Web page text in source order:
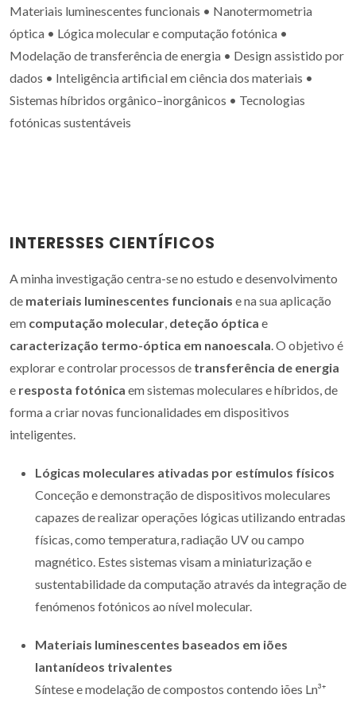
Materiais luminescentes funcionais • Nanotermometria
óptica • Lógica molecular e computação fotónica •
Modelação de transferência de energia • Design assistido por
dados • Inteligência artificial em ciência dos materiais •
Sistemas híbridos orgânico–inorgânicos • Tecnologias
fotónicas sustentáveis
INTERESSES CIENTÍFICOS
A minha investigação centra-se no estudo e desenvolvimento
de materiais luminescentes funcionais e na sua aplicação
em computação molecular, deteção óptica e
caracterização termo-óptica em nanoescala. O objetivo é
explorar e controlar processos de transferência de energia
e resposta fotónica em sistemas moleculares e híbridos, de
forma a criar novas funcionalidades em dispositivos
inteligentes.
Lógicas moleculares ativadas por estímulos físicos
Conceção e demonstração de dispositivos moleculares
capazes de realizar operações lógicas utilizando entradas
físicas, como temperatura, radiação UV ou campo
magnético. Estes sistemas visam a miniaturização e
sustentabilidade da computação através da integração de
fenómenos fotónicos ao nível molecular.
Materiais luminescentes baseados em iões
lantanídeos trivalentes
Síntese e modelação de compostos contendo iões Ln³⁺